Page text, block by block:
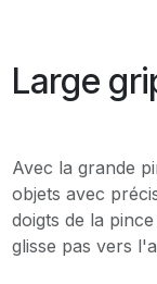
Large
Avec la grande
objets avec
doigts de la
glisse pas vers